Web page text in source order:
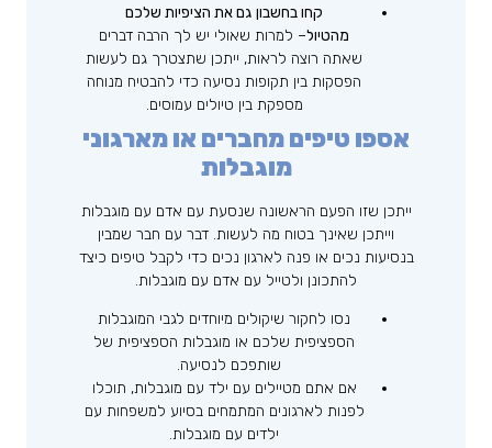
קחו בחשבון גם את הציפיות שלכם
מהטיול– למרות שאולי יש לך הרבה דברים
שאתה רוצה לראות, ייתכן שתצטרך גם לעשות
הפסקות בין תקופות נסיעה כדי להבטיח מנוחה
מספקת בין טיולים עמוסים.
אספו טיפים מחברים או מארגוני
מוגבלות
ייתכן שזו הפעם הראשונה שנסעת עם אדם עם מוגבלות
וייתכן שאינך בטוח מה לעשות. דבר עם חבר שמבין
בנסיעות נכים או פנה לארגון נכים כדי לקבל טיפים כיצד
להתכונן ולטייל עם אדם עם מוגבלות.
נסו לחקור שיקולים מיוחדים לגבי המוגבלות
הספציפית שלכם או מוגבלות הספציפית של
שותפכם לנסיעה.
אם אתם מטיילים עם ילד עם מוגבלות, תוכלו
לפנות לארגונים המתמחים בסיוע למשפחות עם
ילדים עם מוגבלות.